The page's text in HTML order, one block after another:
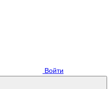
Войти